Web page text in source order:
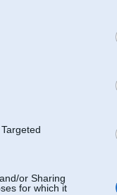
or Sharing
for which it